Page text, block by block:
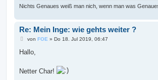
Nichts Genaues weiß man nich, wenn man was
Re: Mein Inge: wie gehts weiter ?
B
i
a
g
von FOE» Do 18. Jul 2019, 06:47
Hallo,
Netter Char!